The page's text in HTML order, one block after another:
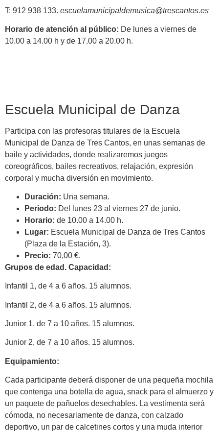
T: 912 938 133. escuelamunicipaldemusica@trescantos.es
Horario de atención al público: De lunes a viernes de
10.00 a 14.00 h y de 17.00 a 20.00 h.
Escuela Municipal de Danza
Participa con las profesoras titulares de la Escuela
Municipal de Danza de Tres Cantos, en unas semanas de
baile y actividades, donde realizaremos juegos
coreográficos, bailes recreativos, relajación, expresión
corporal y mucha diversión en movimiento.
Duración: Una semana.
Periodo: Del lunes 23 al viernes 27 de junio.
Horario: de 10.00 a 14.00 h.
Lugar: Escuela Municipal de Danza de Tres Cantos
(Plaza de la Estación, 3).
Precio: 70,00 €.
Grupos de edad. Capacidad:
Infantil 1, de 4 a 6 años. 15 alumnos.
Infantil 2, de 4 a 6 años. 15 alumnos.
Junior 1, de 7 a 10 años. 15 alumnos.
Junior 2, de 7 a 10 años. 15 alumnos.
Equipamiento:
Cada participante deberá disponer de una pequeña mochila
que contenga una botella de agua, snack para el almuerzo y
un paquete de pañuelos desechables. La vestimenta será
cómoda, no necesariamente de danza, con calzado
deportivo, un par de calcetines cortos y una muda interior